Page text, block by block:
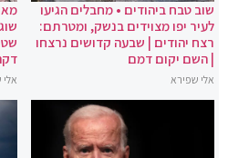
שוב טבח ביהודים • מחבלים הגיעו
לעיר יפו מצוידים בנשק, ומטרתם:
רצח יהודים | שבעה קדושים נרצחו
| השם יקום דמם
אלי שפירא